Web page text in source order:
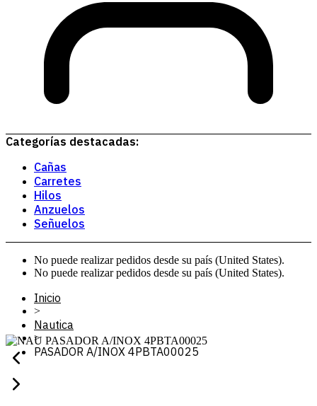
Categorías destacadas:
Cañas
Carretes
Hilos
Anzuelos
Señuelos
No puede realizar pedidos desde su país (United States).
No puede realizar pedidos desde su país (United States).
Inicio
>
Nautica
>
PASADOR A/INOX 4PBTA00025